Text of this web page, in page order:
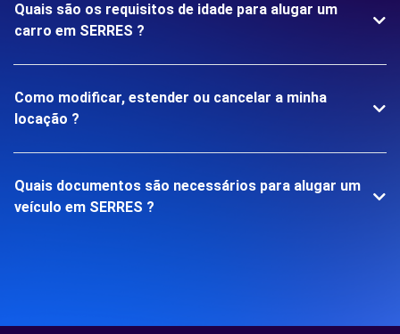
Quais são os requisitos de idade para alugar um
carro em SERRES ?
Como modificar, estender ou cancelar a minha
locação ?
Quais documentos são necessários para alugar um
veículo em SERRES ?